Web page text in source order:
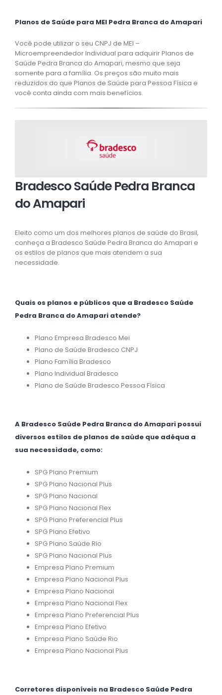
Planos de Saúde para MEI Pedra Branca do Amapari
Você pode utilizar o seu CNPJ de MEI –
Microempreendedor Individual para adquirir Planos de
Saúde Pedra Branca do Amapari, mesmo que seja
somente para a família. Os preços são muito mais
reduzidos do que Planos de Saúde para Pessoa Física e
você conta ainda com mais benefícios.
Bradesco Saúde Pedra Branca
do Amapari
Eleito como um dos melhores planos de saúde do Brasil,
conheça a Bradesco Saúde Pedra Branca do Amapari e
os estilos de planos que mais atendem a sua
necessidade.
Quais os planos e públicos que a Bradesco Saúde
Pedra Branca do Amapari atende?
Plano Empresa Bradesco Mei
Plano de Saúde Bradesco CNPJ
Plano Família Bradesco
Plano Individual Bradesco
Plano de Saúde Bradesco Pessoa Física
A Bradesco Saúde Pedra Branca do Amapari possui
diversos estilos de planos de saúde que adéqua a
sua necessidade, como:
SPG Plano Premium
SPG Plano Nacional Plus
SPG Plano Nacional
SPG Plano Nacional Flex
SPG Plano Preferencial Plus
SPG Plano Efetivo
SPG Plano Saúde Rio
SPG Plano Nacional Plus
Empresa Plano Premium
Empresa Plano Nacional Plus
Empresa Plano Nacional
Empresa Plano Nacional Flex
Empresa Plano Preferencial Plus
Empresa Plano Efetivo
Empresa Plano Saúde Rio
Empresa Plano Nacional Plus
Corretores disponíveis na Bradesco Saúde Pedra